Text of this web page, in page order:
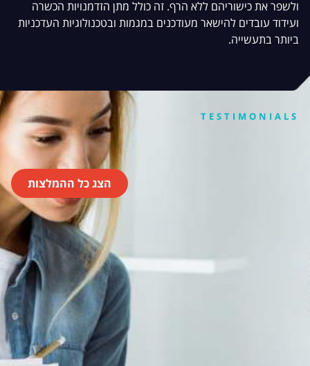
ולשפר את כישוריהם ללא הרף. זה כולל מתן הזדמנויות הכשרה
ועידוד עובדים להישאר מעודכנים במגמות ובטכנולוגיות העדכניות
ביותר בתעשייה.
TESTIMONIALS
הצג כל ההמלצות